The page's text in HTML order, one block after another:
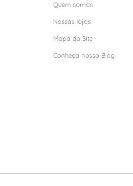
Quem somos
Nossas lojas
Mapa do Site
Conheça nosso Blog